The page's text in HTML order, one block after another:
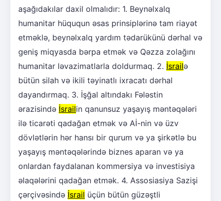
aşağıdakılar daxil olmalıdır: 1. Beynəlxalq
humanitar hüququn əsas prinsiplərinə tam riayət
etməklə, beynəlxalq yardım tədarükünü dərhal və
geniş miqyasda bərpa etmək və Qəzza zolağını
humanitar ləvazimatlarla doldurmaq. 2. İsrailə
bütün silah və ikili təyinatlı ixracatı dərhal
dayandırmaq. 3. İşğal altındakı Fələstin
ərazisində İsrailin qanunsuz yaşayış məntəqələri
ilə ticarəti qadağan etmək və Aİ-nin və üzv
dövlətlərin hər hansı bir qurum və ya şirkətlə bu
yaşayış məntəqələrində biznes aparan və ya
onlardan faydalanan kommersiya və investisiya
əlaqələrini qadağan etmək. 4. Assosiasiya Sazişi
çərçivəsində İsrail üçün bütün güzəştli